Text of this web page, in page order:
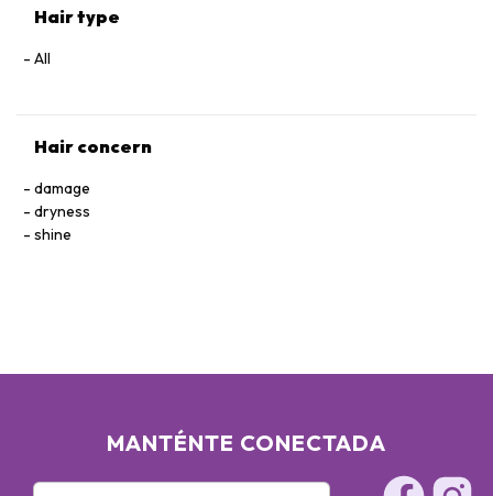
EXTRACT / GINGER ROOT EXTRACT - RESVERATROL -
FRAGRANCE
Hair type
All
Hair concern
damage
dryness
shine
MANTÉNTE CONECTADA